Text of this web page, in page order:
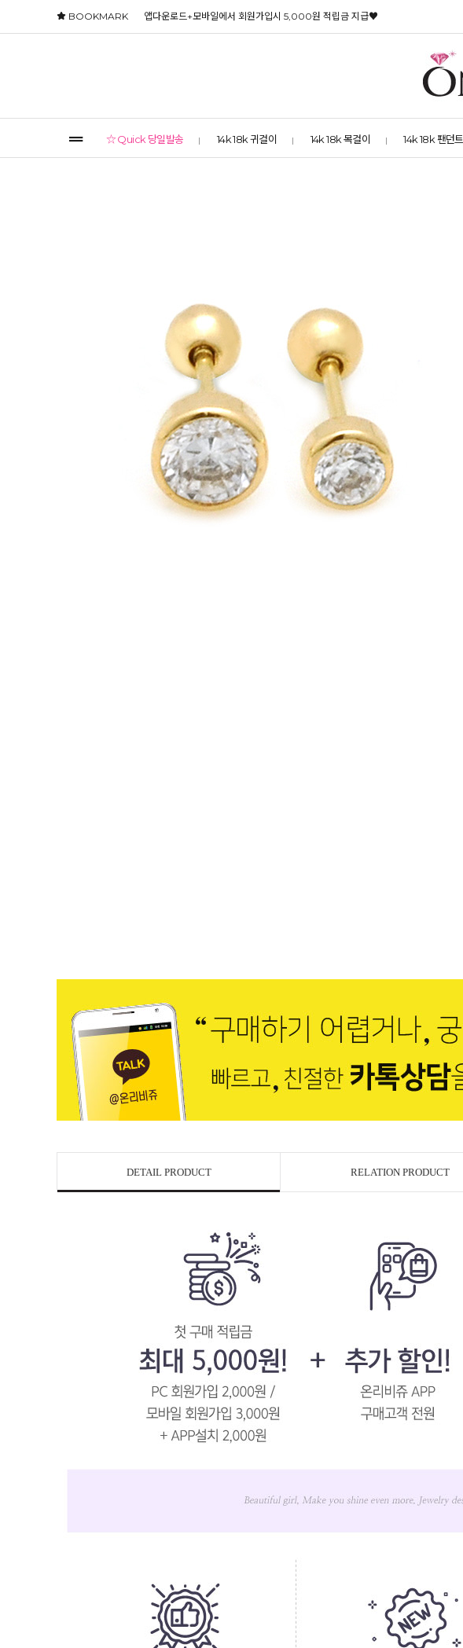
BOOKMARK 앱다운로드+모바일에서 회원가입시 5,000원 적립금 지급♥
☆ Quick 당일발송 14k 18k 귀걸이 14k 18k 목걸이 14k 18k 팬던트
DETAIL PRODUCT RELATION PRODUCT